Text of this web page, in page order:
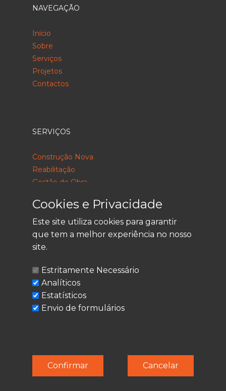
NAVEGAÇÃO
Início
Sobre
Serviços
Projetos
Contactos
SERVIÇOS
Construção Nova
Reabilitação
Gestão de Obra
LEGAL
Política de Privacidade
Termos de Utilização
Cookies
© Techolder. Todos os direitos reservados.
SmashLine
Cookies e Privacidade
Este site utiliza cookies para garantir
que tem a melhor experiência no nosso
site.
Estritamente Necessário
Analíticos
Estatísticos
Envio de formulários
Cancelar
Confirmar